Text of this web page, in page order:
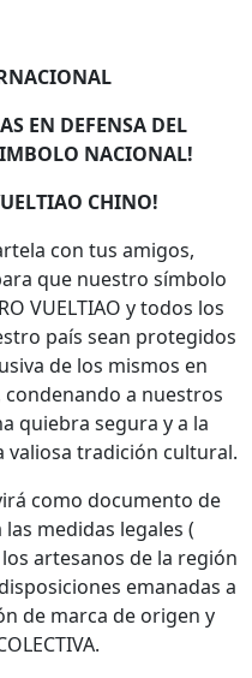
EN DEFENSA DEL
NACIONAL!
CHINO!
con tus amigos,
que nuestro símbolo
VUELTIAO y todos los
país sean protegidos
de los mismos en
a nuestros
quiebra segura y a la
valiosa tradición cultural.
como documento de
medidas legales (
artesanos de la región
emanadas a
de marca de origen y